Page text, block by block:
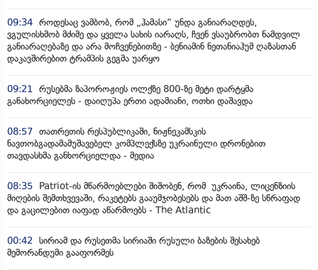
09:34 როდესაც ვამბობ, რომ „ჰამასი“ უნდა განიარაღდეს,
ვგულისხმობ მძიმე და ყველა სახის იარაღს, ჩვენ ვსაუბრობთ ნამდვილ
განიარაღებაზე და არა მოჩვენებითზე - ბენიამინ ნეთანიაჰუმ ღაზასთან
დაკავშირებით ტრამპის გეგმა უარყო
09:21
რუსებმა ზაპოროჟიეს ოლქზე 800-ზე მეტი დარტყმა
განახორციელეს - დაიღუპა ერთი ადამიანი, ოთხი დაშავდა
08:57 თათრეთის რესპუბლიკაში, ნიჟნეკამსკის
ნავთობგადამამუშავებელ კომპლექსზე უკრაინული დრონებით
თავდასხმა განხორციელდა - მედია
08:35
Patriot-ის მწარმოებლები შიშობენ, რომ უკრაინა, ლიცენზიის
მიღების შემთხვევაში, რაკეტებს გააუმჯობესებს და მათ აშშ-ზე სწრაფად
და გაცილებით იაფად აწარმოებს - The Atlantic
00:42
სირიამ და რუსეთმა სირიაში რუსული ბაზების შესახებ
მემორანდუმი გააფორმეს